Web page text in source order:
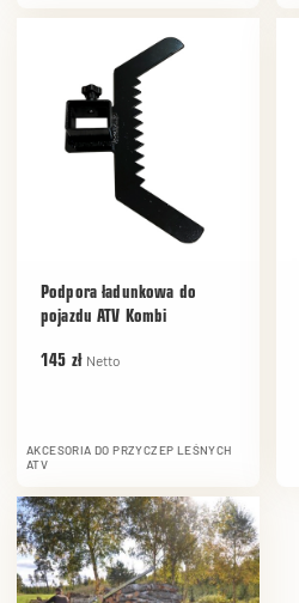
Podpora ładunkowa do
pojazdu ATV Kombi
145 zł Netto
AKCESORIA DO PRZYCZEP LEŚNYCH
ATV